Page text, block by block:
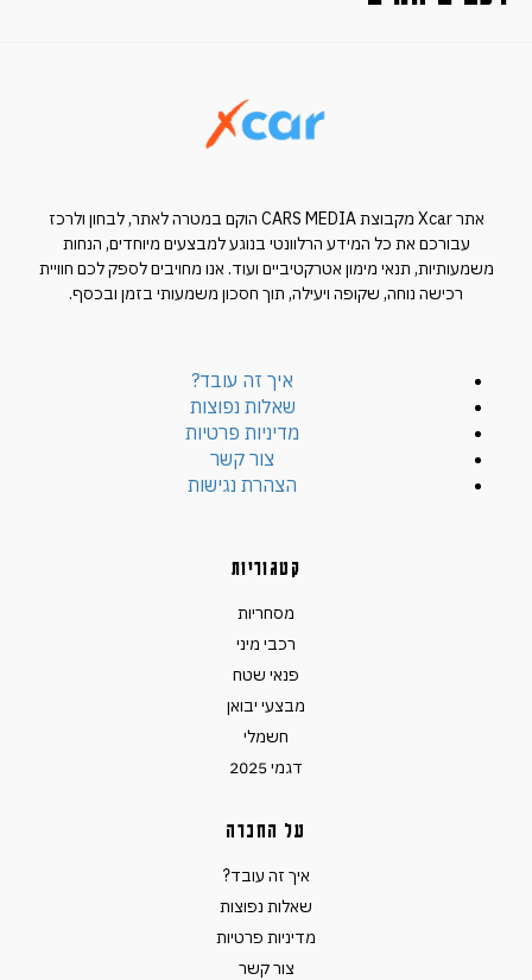
אתר Xcar מקבוצת CARS MEDIA הוקם במטרה לאתר, לבחון ולרכז
עבורכם את כל המידע הרלוונטי בנוגע למבצעים מיוחדים, הנחות
משמעותיות, תנאי מימון אטרקטיביים ועוד. אנו מחויבים לספק לכם חוויית
רכישה נוחה, שקופה ויעילה, תוך חסכון משמעותי בזמן ובכסף.
איך זה עובד?
שאלות נפוצות
מדיניות פרטיות
צור קשר
הצהרת נגישות
קטגוריות
מסחריות
רכבי מיני
פנאי שטח
מבצעי יבואן
חשמלי
דגמי 2025
על החברה
איך זה עובד?
שאלות נפוצות
מדיניות פרטיות
צור קשר